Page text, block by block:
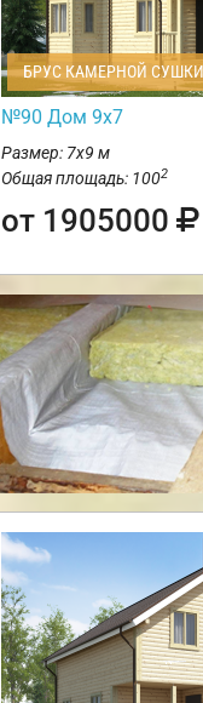
БРУС КАМЕРНОЙ СУШКИ
№90 Дом 9х7
Размер: 7х9 м
Общая площадь: 1002
от 1905000